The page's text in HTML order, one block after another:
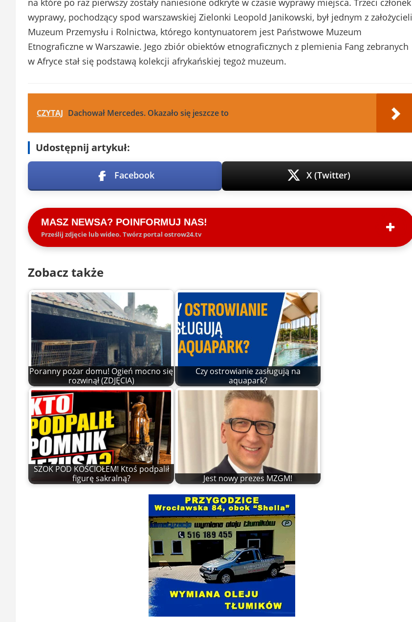
wyprawy, pochodzący spod warszawskiej Zielonki Leopold Janikowski, był jednym z założycieli
Muzeum Przemysłu i Rolnictwa, którego kontynuatorem jest Państwowe Muzeum
Etnograficzne w Warszawie. Jego zbiór obiektów etnograficznych z plemienia Fang zebranych
w Afryce stał się podstawą kolekcji afrykańskiej tegoż muzeum.
CZYTAJ Dachował Mercedes. Okazało się jeszcze to
Udostępnij artykuł:
Facebook X (Twitter)
MASZ NEWSA? POINFORMUJ NAS!
Prześlij zdjęcie lub wideo. Twórz portal ostrow24.tv
Zobacz także
Poranny pożar domu! Ogień mocno się
rozwinął (ZDJĘCIA)
Czy ostrowianie zasługują na
aquapark?
SZOK POD KOŚCIOŁEM! Ktoś podpalił
figurę sakralną?
Jest nowy prezes MZGM!